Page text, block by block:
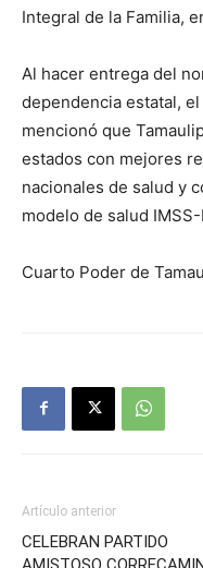
Integral de la Familia,
Al hacer entrega del
dependencia estatal,
mencionó que
estados con mejores
nacionales de salud y
modelo de salud
Cuarto Poder de
Artículo anterior
CELEBRAN PARTIDO